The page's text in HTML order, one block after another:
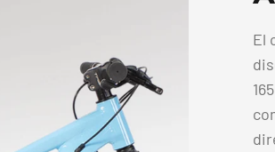
El